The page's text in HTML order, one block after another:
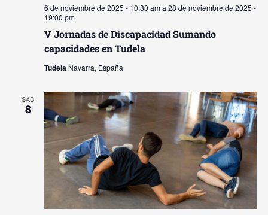
V Jornadas de Discapacidad Sumando
capacidades en Tudela
6 de noviembre de 2025 - 10:30 ama 28 de noviembre de 2025 -
19:00 pm
Tudela Navarra, España
SÁB
8